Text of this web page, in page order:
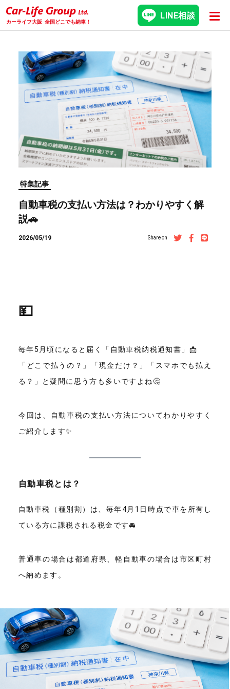
カーライフ大阪 全国どこでも納車！
LINE相談
特集記事
自動車税の支払い方法は？わかりやすく解
説🚗
2026/05/19 Share on
💴
毎年5月頃になると届く「自動車税納税通知書」📩
「どこで払うの？」「現金だけ？」「スマホでも払え
る？」と疑問に思う方も多いですよね🤔
今回は、自動車税の支払い方法についてわかりやすく
ご紹介します✨
自動車税とは？
自動車税（種別割）は、毎年4月1日時点で車を所有し
ている方に課税される税金です🚘
普通車の場合は都道府県、軽自動車の場合は市区町村
へ納めます。